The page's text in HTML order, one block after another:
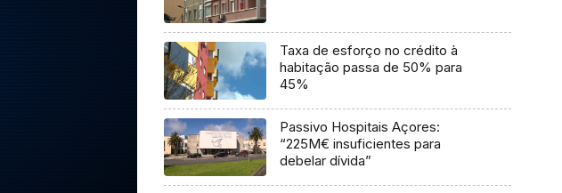
Taxa de esforço no crédito à
habitação passa de 50% para
45%
Passivo Hospitais Açores:
“225M€ insuficientes para
debelar dívida”